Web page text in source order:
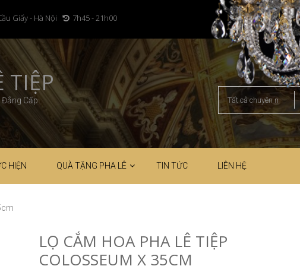
Giấy - Hà Nội 7h45 - 21h00
TIỆP
Cấp
HIỆN QUÀ TẶNG PHA LÊ TIN TỨC LIÊN HỆ
LỌ CẮM HOA PHA LÊ TIỆP
COLOSSEUM X 35CM